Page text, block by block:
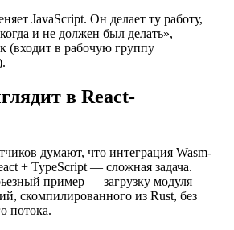
JavaScript. Он делает ту работу,
и не должен был делать», —
(входит в рабочую группу
в React-
думают, что интеграция Wasm-
+ TypeScript — сложная задача.
пример — загрузку модуля
скомпилированного из Rust, без
потока.